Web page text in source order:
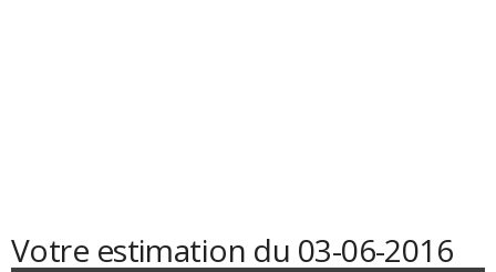
Votre estimation du 03-06-2016